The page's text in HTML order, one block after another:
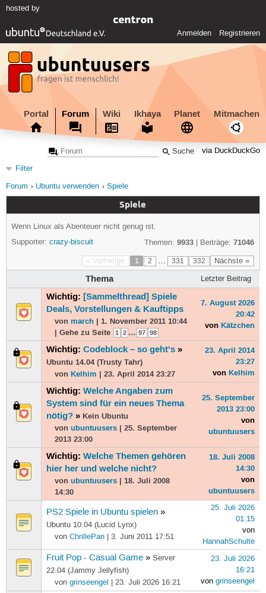
hosted by
Anmelden Registrieren
Portal Forum Wiki Ikhaya Planet Mitmachen
via DuckDuckGo
Filter
Forum
Ubuntu verwenden Spiele
Spiele
Wenn Linux als Abenteuer nicht genug ist.
Supporter:crazy-biscuit Themen: 9933| Beiträge: 71046
« Vorherige 1 2 … 331 332 Nächste »
Thema Letzter Beitrag
Wichtig: [Sammelthread] Spiele
Deals, Vorstellungen & Kauftipps
von march| 1. November 2011 10:44
| Gehe zu Seite 1 2 … 97 98
7. August 2026
20:42
von Kätzchen
Wichtig: Codeblock – so geht's »
Ubuntu 14.04 (Trusty Tahr)
von Kelhim | 23. April 2014 23:27
23. April 2014
23:27
von Kelhim
Wichtig: Welche Angaben zum
System sind für ein neues Thema
nötig? »Kein Ubuntu
von ubuntuusers| 25. September
2013 23:00
25. September
2013 23:00
von
ubuntuusers
Wichtig: Welche Themen gehören
hier her und welche nicht?
von ubuntuusers| 18. Juli 2008
14:30
18. Juli 2008
14:30
von
ubuntuusers
PS2 Spiele in Ubuntu spielen »
Ubuntu 10.04 (Lucid Lynx)
von ChrillePan| 3. Juni 2011 17:51
25. Juli 2026
01:15
von
HannahSchulte
Fruit Pop - Casual Game »Server
22.04 (Jammy Jellyfish)
von grinseengel | 23. Juli 2026 16:21
23. Juli 2026
16:21
von grinseengel